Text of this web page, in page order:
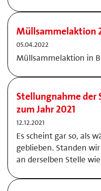
Müllsammelaktion
05.04.2022
Müllsammelaktion in
Stellungnahme der
zum Jahr 2021
12.12.2021
Es scheint gar so, als
geblieben. Standen
an derselben Stelle